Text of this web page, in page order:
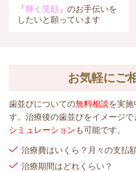
「輝く笑顔 」のお手伝いを
したいと願っています
お気軽にご
歯並びについての無料相談を実施
す。治療後の歯並びをイメージで
シミュレーションも可能です。
治療費はいくら？月々の支払
治療期間はどれくらい？